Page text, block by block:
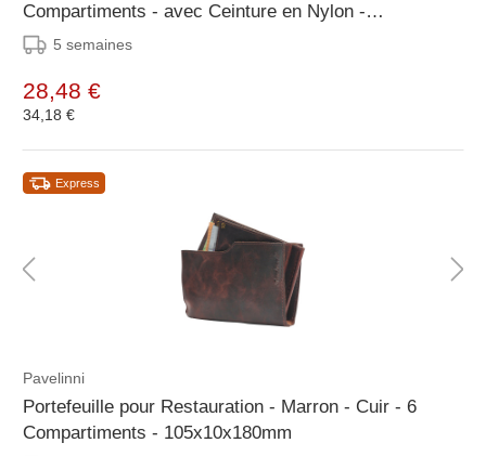
Compartiments - avec Ceinture en Nylon -
200x30x105mm
5 semaines
28,48 €
34,18 €
Express
Pavelinni
Portefeuille pour Restauration - Marron - Cuir - 6
Compartiments - 105x10x180mm